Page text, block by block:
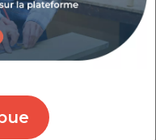
soumettre votre